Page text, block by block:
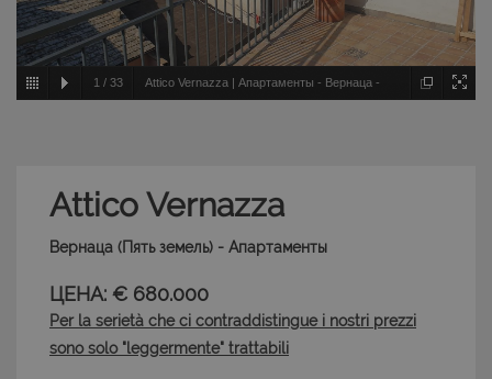
1 / 33 Attico Vernazza | Апартаменты - Вернаца -
Attico Vernazza
Вернаца (Пять земель) - Апартаменты
ЦЕНА: € 680.000
Per la serietà che ci contraddistingue i nostri prezzi
sono solo "leggermente" trattabili